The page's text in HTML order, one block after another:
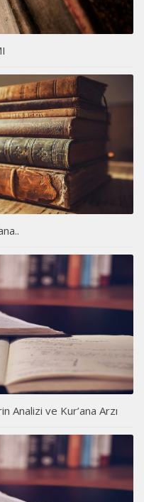
Analizi ve Kur’ana Arzı